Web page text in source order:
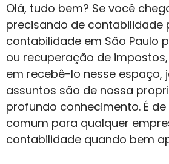
Olá, tudo bem? Se você
precisando de contabilidade
contabilidade em São Paulo
ou recuperação de
em recebê-lo nesse espaço,
assuntos são de nossa
profundo conhecimento. É
comum para qualquer
contabilidade quando bem